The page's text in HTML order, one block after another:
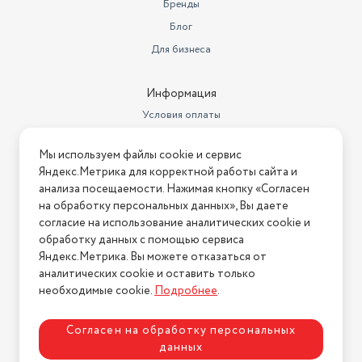
A-GPS, BeiDou, GPS, Galileo,
NAVIC, ГЛОНАСС
камера, фронтальная вспышка,
фронтальная камера
Вес товара в упаковке, (кг)
0.6
Геопозиционирование
BeiDou, GPS, Galileo, NavIC,
QZSS, ГЛОНАСС
Состояние товара
новый
Гарантийный срок
Тип разъема для зарядки
USB-C
Процессор
Qualcomm Snapdragon 8 Gen 3
Ширина предмета
7,15
Бренды
Блог
Для бизнеса
Информация
Условия оплаты
Условия возврата
Нашли ошибку на сайте? Напишите нам
2026 © Интернет-магазин "АстМаркет". У нас есть всё!
Политика конфиденциальности
Мы используем файлы cookie и сервис
Яндекс.Метрика для корректной работы сайта и
анализа посещаемости. Нажимая кнопку «Согласен
на обработку персональных данных», Вы даете
согласие на использование аналитических cookie и
обработку данных с помощью сервиса
Яндекс.Метрика. Вы можете отказаться от
аналитических cookie и оставить только
необходимые cookie.Подробнее.
Согласен на обработку персональных
данных